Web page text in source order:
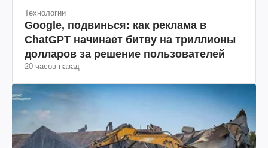
Технологии
Google, подвинься: как реклама в
ChatGPT начинает битву на триллионы
долларов за решение пользователей
20 часов назад